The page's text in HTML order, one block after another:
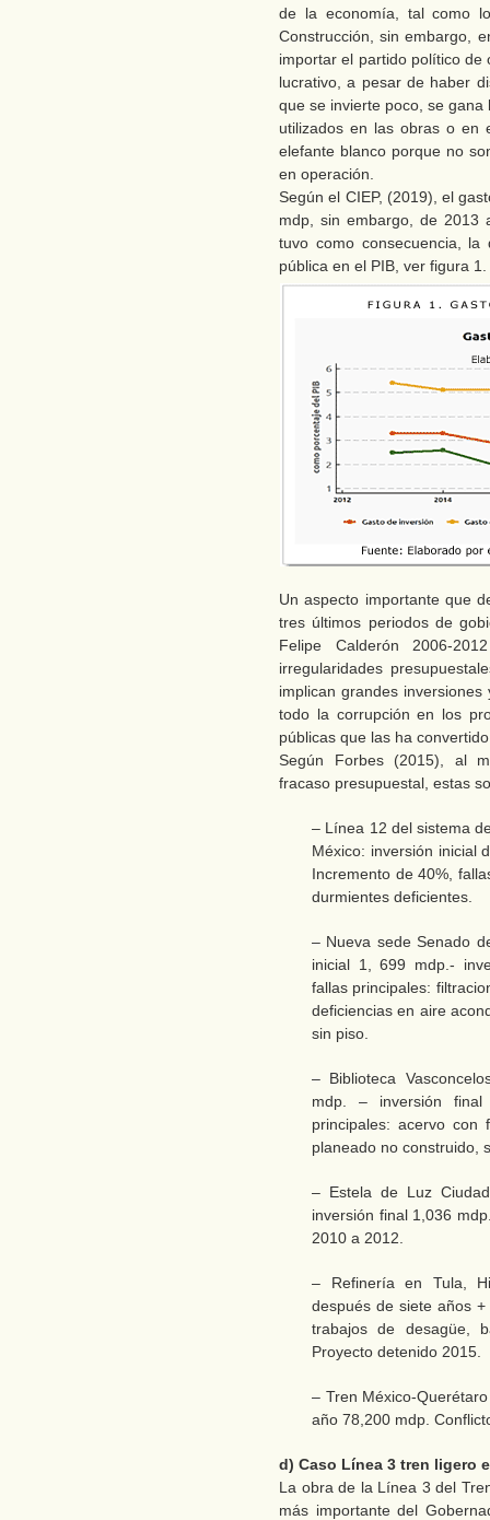
de la economía, tal como
Construcción, sin embargo,
importar el partido político
lucrativo, a pesar de haber
que se invierte poco, se
utilizados en las obras o en
elefante blanco porque no
en operación.
Según el CIEP, (2019), el
mdp, sin embargo, de 2013
tuvo como consecuencia,
pública en el PIB, ver figura 1.
Un aspecto importante que
tres últimos periodos de
Felipe Calderón 2006-
irregularidades
implican grandes
todo la corrupción en los
públicas que las ha
Según Forbes (2015), al
fracaso presupuestal, estas
– Línea 12 del sistema
México: inversión inicial
Incremento de 40%,
durmientes deficientes.
– Nueva sede Senado
inicial 1, 699 mdp.-
fallas principales:
deficiencias en aire
sin piso.
– Biblioteca
mdp. – inversión
principales: acervo con
planeado no construido,
– Estela de Luz
inversión final 1,036
2010 a 2012.
– Refinería en Tula,
después de siete años
trabajos de desagüe,
Proyecto detenido 2015.
– Tren México-
año 78,200 mdp.
d) Caso Línea 3 tren ligero
La obra de la Línea 3 del
más importante del